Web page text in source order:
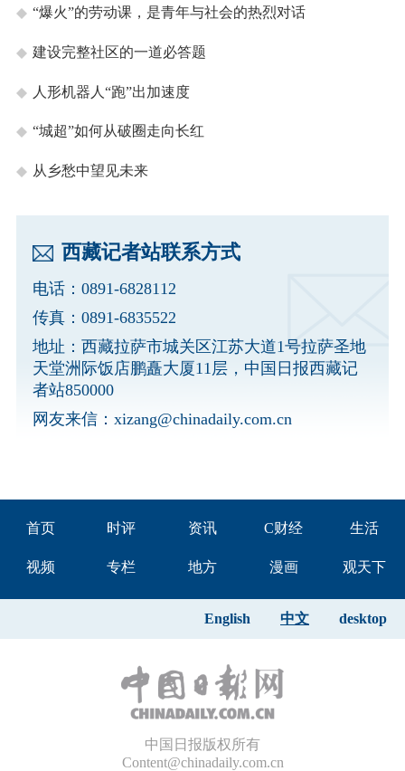
“爆火”的劳动课，是青年与社会的热烈对话
建设完整社区的一道必答题
人形机器人“跑”出加速度
“城超”如何从破圈走向长红
从乡愁中望见未来
西藏记者站联系方式
电话：0891-6828112
传真：0891-6835522
地址：西藏拉萨市城关区江苏大道1号拉萨圣地
天堂洲际饭店鹏矗大厦11层，中国日报西藏记
者站850000
网友来信： xizang@chinadaily.com.cn
首页 时评 资讯 C财经 生活
视频 专栏 地方 漫画 观天下
desktop
中文
English
中国日报版权所有
Content@chinadaily.com.cn